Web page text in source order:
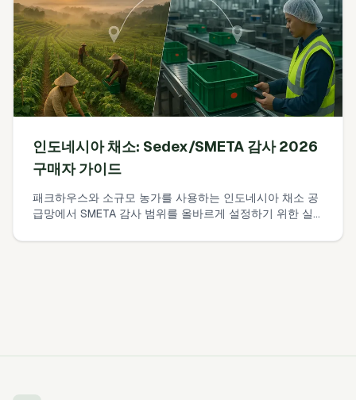
인도네시아 채소: Sedex/SMETA 감사 2026
구매자 가이드
패크하우스와 소규모 농가를 사용하는 인도네시아 채소 공
급망에서 SMETA 감사 범위를 올바르게 설정하기 위한 실
계 정의 방법, 샘플링할 농장 수, 통제를 입증하는 문서 등.